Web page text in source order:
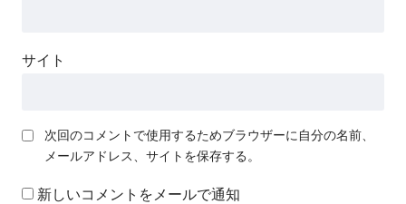
サイト
次回のコメントで使用するためブラウザーに自分の名前、
メールアドレス、サイトを保存する。
新しいコメントをメールで通知